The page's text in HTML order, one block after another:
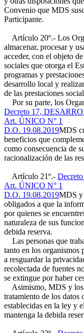
Convenio que MDS
Participante.
Artículo 20º.- Los
almacenar, procesar y
acceder, con el objeto
sociales que otorga el
programas y
desarrollo local y
de las prestaciones
Por su parte, los
Decreto 17,
Art. ÚNICO N° 1
D.O. 19.08.2019MDS
beneficios que
como consecuencia de
racionalización de las
Artículo 21º.-
Art. ÚNICO N° 1
D.O. 19.08.2019MDS y
obligados a que la
por quienes se
naturaleza de sus
debida reserva.
Las personas que
tanto en los organismos
a resguardar la
recolectada de fuentes
se extingue por haber
Asimismo, MDS y los
tratamiento de los datos
establecidas en la ley y
mantenga la debida